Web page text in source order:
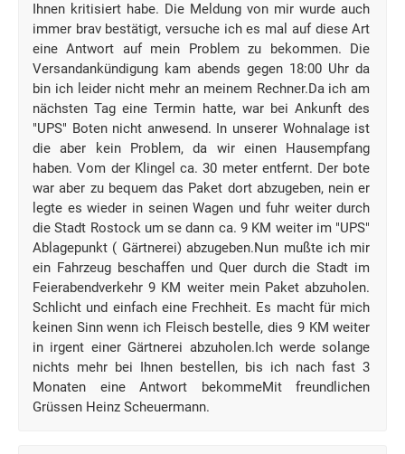
Ihnen kritisiert habe. Die Meldung von mir wurde auch
immer brav bestätigt, versuche ich es mal auf diese Art
eine Antwort auf mein Problem zu bekommen. Die
Versandankündigung kam abends gegen 18:00 Uhr da
bin ich leider nicht mehr an meinem Rechner.Da ich am
nächsten Tag eine Termin hatte, war bei Ankunft des
"UPS" Boten nicht anwesend. In unserer Wohnalage ist
die aber kein Problem, da wir einen Hausempfang
haben. Vom der Klingel ca. 30 meter entfernt. Der bote
war aber zu bequem das Paket dort abzugeben, nein er
legte es wieder in seinen Wagen und fuhr weiter durch
die Stadt Rostock um se dann ca. 9 KM weiter im "UPS"
Ablagepunkt ( Gärtnerei) abzugeben.Nun mußte ich mir
ein Fahrzeug beschaffen und Quer durch die Stadt im
Feierabendverkehr 9 KM weiter mein Paket abzuholen.
Schlicht und einfach eine Frechheit. Es macht für mich
keinen Sinn wenn ich Fleisch bestelle, dies 9 KM weiter
in irgent einer Gärtnerei abzuholen.Ich werde solange
nichts mehr bei Ihnen bestellen, bis ich nach fast 3
Monaten eine Antwort bekommeMit freundlichen
Grüssen Heinz Scheuermann.